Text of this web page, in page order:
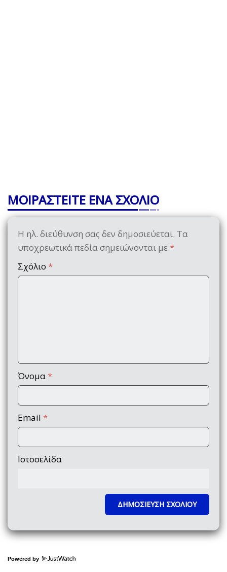
ΜΟΙΡΑΣΤΕΙΤΕ ΕΝΑ ΣΧΟΛΙΟ
Η ηλ. διεύθυνση σας δεν δημοσιεύεται. Τα
υποχρεωτικά πεδία σημειώνονται με *
Σχόλιο *
Όνομα *
Email *
Ιστοσελίδα
Powered by